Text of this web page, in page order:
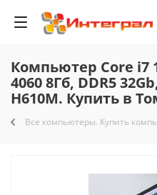
Компьютер Core i7
4060 8Гб, DDR5
H610M. Купить в
Все компьютеры. Купить